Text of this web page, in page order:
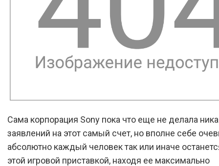
Сама корпорация Sony пока что еще не делала
заявлений на этот самый счет, но вполне себе
абсолютно каждый человек так или иначе
этой игровой приставкой, находя ее максимально